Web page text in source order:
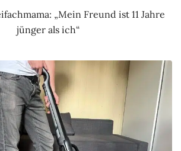
„Mein Freund ist 11 Jahre
jünger als ich“